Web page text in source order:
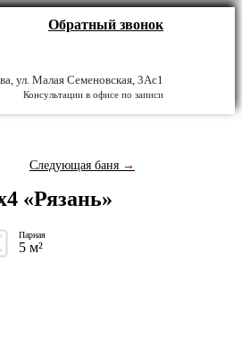
Обратный звонок
ул. Малая Семеновская, 3Ас1
Консультации в офисе по записи
Следующая баня →
«Рязань»
Парная
5 м²